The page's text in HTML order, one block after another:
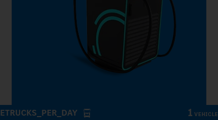
ETRUCKS_PER_DAY 1 VEHICLE